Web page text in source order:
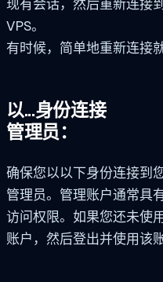
现有会话，然后重新连接
VPS。
有时候，简单地重新连接
以...身份连接
管理员：
确保您以以下身份连接到
管理员。管理账户通常具
访问权限。如果您还未使
账户，然后登出并使用该